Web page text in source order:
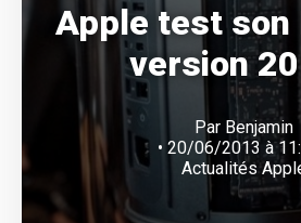
Apple test son
version
Par Benjamin
• 20/06/2013 à
Actualités